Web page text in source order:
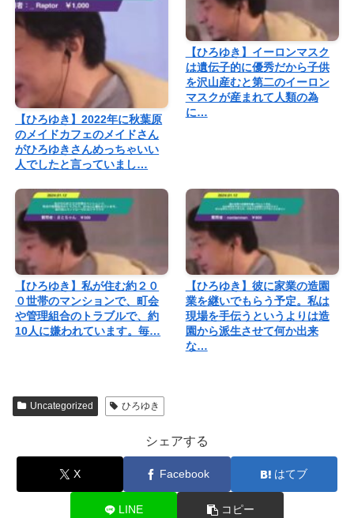
【ひろゆき】2022年に秋葉原
のメイドカフェのメイドさん
がひろゆきさんめっちゃいい
人でしたと言っていまし…
【ひろゆき】イーロンマスク
は遺伝子的に優秀だから子供
を沢山産むと第二のイーロン
マスクが産まれて人類の為
に…
【ひろゆき】私が住む約２０
０世帯のマンションで、町会
や管理組合のトラブルで、約
10人に嫌われています。毎…
【ひろゆき】彼に家業の造園
業を継いでもらう予定。私は
現場を手伝うというよりは造
園から派生させて何か出来
な…
Uncategorized ひろゆき
シェアする
X Facebook はてブ
LINE コピー